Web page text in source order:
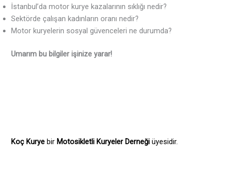
İstanbul’da motor kurye kazalarının sıklığı nedir?
Sektörde çalışan kadınların oranı nedir?
Motor kuryelerin sosyal güvenceleri ne durumda?
Umarım bu bilgiler işinize yarar!
Koç Kurye birMotosikletli Kuryeler Derneği üyesidir.